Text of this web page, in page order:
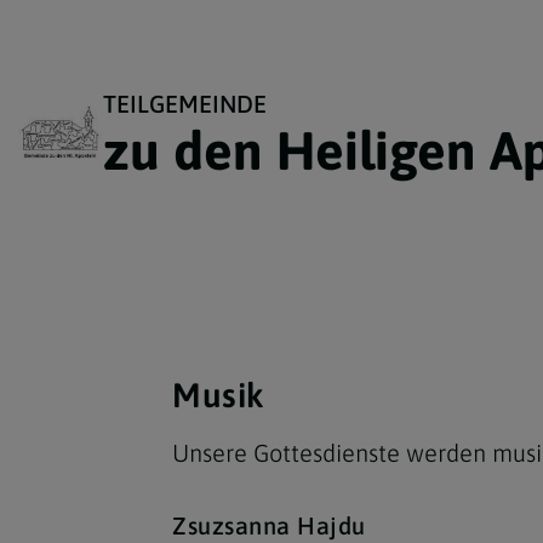
TEILGEMEINDE
zu den Heiligen
Musik
Unsere Gottesdienste werden
Zsuzsanna Hajdu